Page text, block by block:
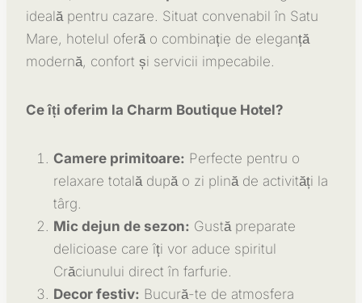
ideală pentru cazare. Situat convenabil în Satu
Mare, hotelul oferă o combinație de eleganță
modernă, confort și servicii impecabile.
Ce îți oferim la Charm Boutique Hotel?
Camere primitoare: Perfecte pentru o
relaxare totală după o zi plină de activități la
târg.
Mic dejun de sezon: Gustă preparate
delicioase care îți vor aduce spiritul
Crăciunului direct în farfurie.
Decor festiv: Bucură-te de atmosfera